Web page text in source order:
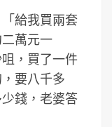
給我買兩套
萬元一
，買了一件
要八千多
錢，老婆答